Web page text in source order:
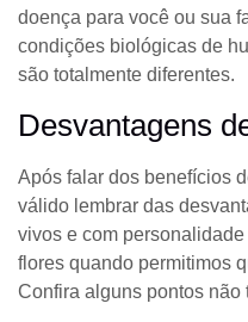
doença para você ou sua
condições biológicas de
são totalmente diferentes.
Desvantagens
Após falar dos benefícios
válido lembrar das
vivos e com
flores quando permitimos
Confira alguns pontos não